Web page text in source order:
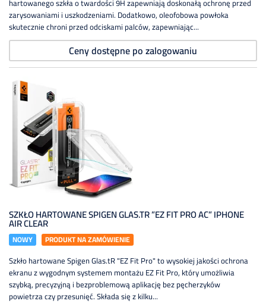
hartowanego szkła o twardości 9H zapewniają doskonałą ochronę przed
zarysowaniami i uszkodzeniami. Dodatkowo, oleofobowa powłoka
skutecznie chroni przed odciskami palców, zapewniając...
Ceny dostępne po zalogowaniu
SZKŁO HARTOWANE SPIGEN GLAS.TR ”EZ FIT PRO AC” IPHONE
AIR CLEAR
NOWY PRODUKT NA ZAMÓWIENIE
Szkło hartowane Spigen Glas.tR "EZ Fit Pro" to wysokiej jakości ochrona
ekranu z wygodnym systemem montażu EZ Fit Pro, który umożliwia
szybką, precyzyjną i bezproblemową aplikację bez pęcherzyków
powietrza czy przesunięć. Składa się z kilku...